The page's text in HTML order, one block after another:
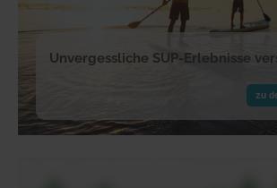
Unvergessliche SUP-Erlebnisse
zu